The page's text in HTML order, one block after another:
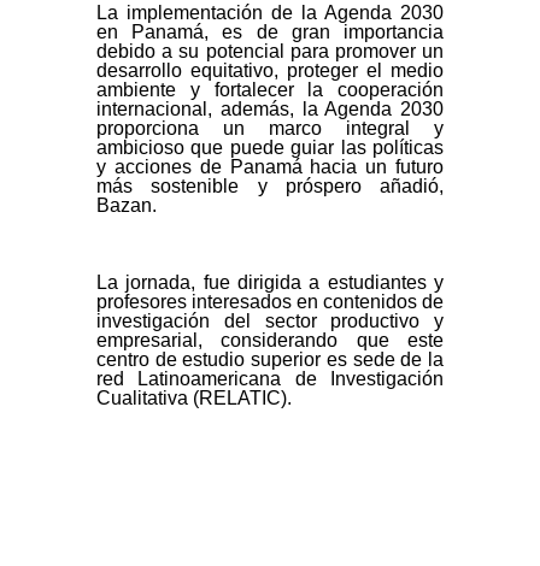
La implementación de la Agenda 2030
en Panamá, es de gran importancia
debido a su potencial para promover un
desarrollo equitativo, proteger el medio
ambiente y fortalecer la cooperación
internacional, además, la Agenda 2030
proporciona un marco integral y
ambicioso que puede guiar las políticas
y acciones de Panamá hacia un futuro
más sostenible y próspero añadió,
Bazan.
La jornada, fue dirigida a estudiantes y
profesores interesados en contenidos de
investigación del sector productivo y
empresarial, considerando que este
centro de estudio superior es sede de la
red Latinoamericana de Investigación
Cualitativa (RELATIC).